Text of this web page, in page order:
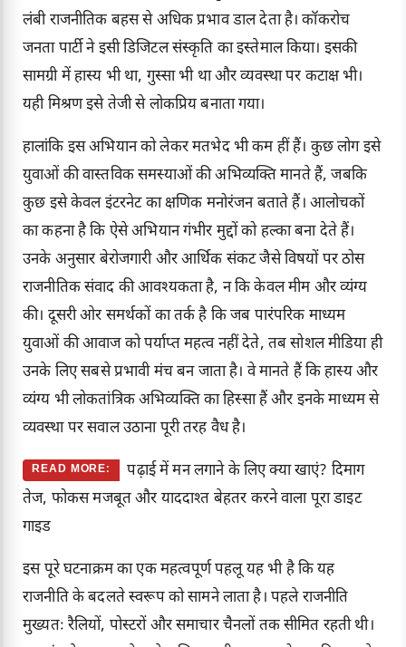
लंबी राजनीतिक बहस से अधिक प्रभाव डाल देता है। कॉकरोच
जनता पार्टी ने इसी डिजिटल संस्कृति का इस्तेमाल किया। इसकी
सामग्री में हास्य भी था, गुस्सा भी था और व्यवस्था पर कटाक्ष भी।
यही मिश्रण इसे तेजी से लोकप्रिय बनाता गया।
हालांकि इस अभियान को लेकर मतभेद भी कम हीं हैं। कुछ लोग इसे
युवाओं की वास्तविक समस्याओं की अभिव्यक्ति मानते हैं, जबकि
कुछ इसे केवल इंटरनेट का क्षणिक मनोरंजन बताते हैं। आलोचकों
का कहना है कि ऐसे अभियान गंभीर मुद्दों को हल्का बना देते हैं।
उनके अनुसार बेरोजगारी और आर्थिक संकट जैसे विषयों पर ठोस
राजनीतिक संवाद की आवश्यकता है, न कि केवल मीम और व्यंग्य
की। दूसरी ओर समर्थकों का तर्क है कि जब पारंपरिक माध्यम
युवाओं की आवाज को पर्याप्त महत्व नहीं देते, तब सोशल मीडिया ही
उनके लिए सबसे प्रभावी मंच बन जाता है। वे मानते हैं कि हास्य और
व्यंग्य भी लोकतांत्रिक अभिव्यक्ति का हिस्सा हैं और इनके माध्यम से
व्यवस्था पर सवाल उठाना पूरी तरह वैध है।
READ MORE:
पढ़ाई में मन लगाने के लिए क्या खाएं? दिमाग
तेज, फोकस मजबूत और याददाश्त बेहतर करने वाला पूरा डाइट
गाइड
इस पूरे घटनाक्रम का एक महत्वपूर्ण पहलू यह भी है कि यह
राजनीति के बदलते स्वरूप को सामने लाता है। पहले राजनीति
मुख्यतः रैलियों, पोस्टरों और समाचार चैनलों तक सीमित रहती थी।